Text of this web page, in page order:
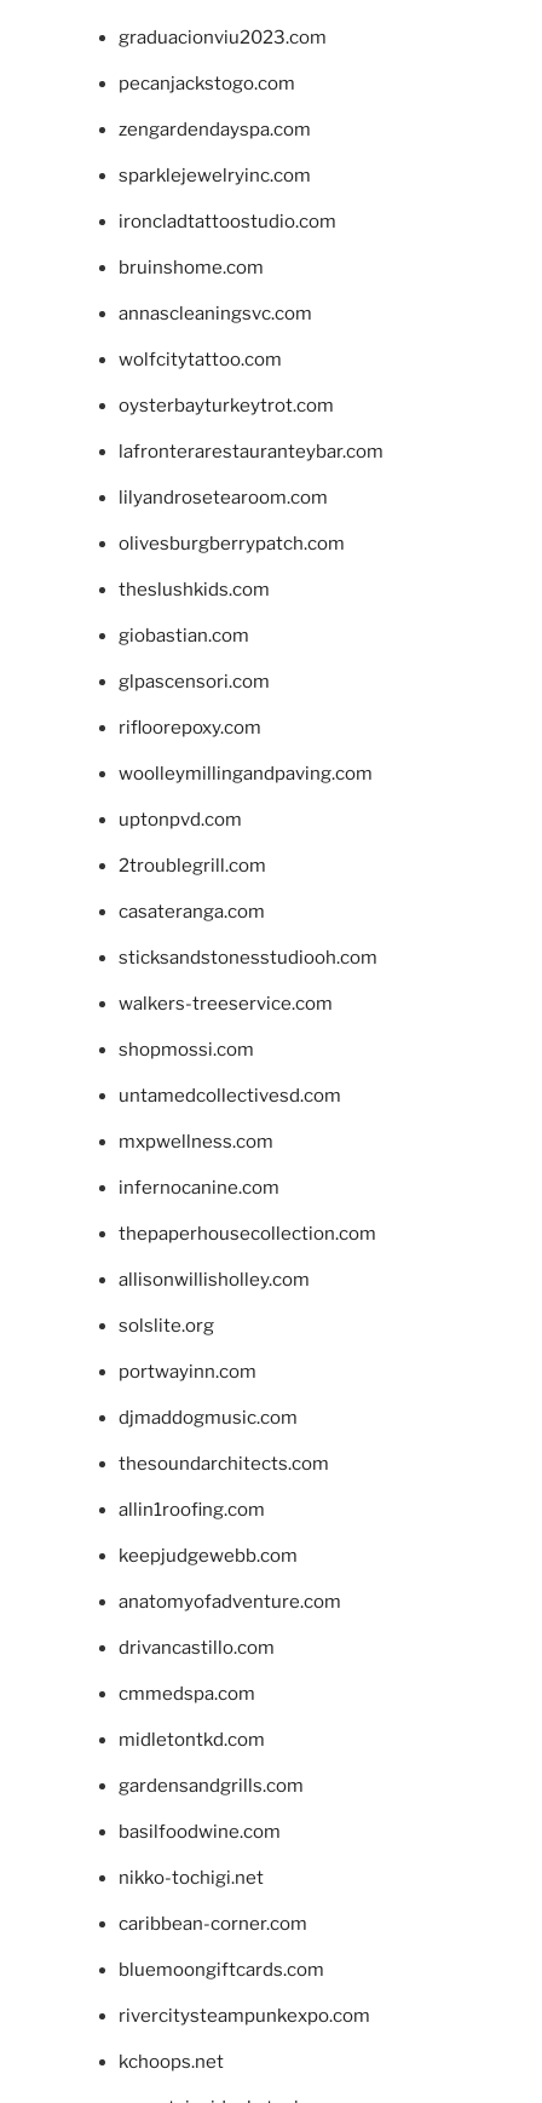
graduacionviu2023.com
pecanjackstogo.com
zengardendayspa.com
sparklejewelryinc.com
ironcladtattoostudio.com
bruinshome.com
annascleaningsvc.com
wolfcitytattoo.com
oysterbayturkeytrot.com
lafronterarestauranteybar.com
lilyandrosetearoom.com
olivesburgberrypatch.com
theslushkids.com
giobastian.com
glpascensori.com
rifloorepoxy.com
woolleymillingandpaving.com
uptonpvd.com
2troublegrill.com
casateranga.com
sticksandstonesstudiooh.com
walkers-treeservice.com
shopmossi.com
untamedcollectivesd.com
mxpwellness.com
infernocanine.com
thepaperhousecollection.com
allisonwillisholley.com
solslite.org
portwayinn.com
djmaddogmusic.com
thesoundarchitects.com
allin1roofing.com
keepjudgewebb.com
anatomyofadventure.com
drivancastillo.com
cmmedspa.com
midletontkd.com
gardensandgrills.com
basilfoodwine.com
nikko-tochigi.net
caribbean-corner.com
bluemoongiftcards.com
rivercitysteampunkexpo.com
kchoops.net